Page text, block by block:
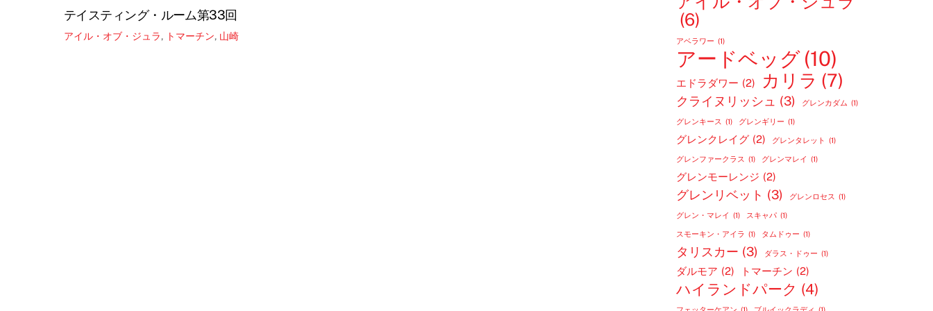
テイスティング・ルーム第33回
アイル・オブ・ジュラ, トマーチン, 山崎
(6)
アベラワー (1)
アードベッグ (10)
エドラダワー (2) カリラ (7)
クライヌリッシュ (3) グレンカダム (1)
グレンキース (1) グレンギリー (1)
グレンクレイグ (2) グレンタレット (1)
グレンファークラス (1) グレンマレイ (1)
グレンモーレンジ (2)
グレンリベット (3) グレンロセス (1)
グレン・マレイ (1) スキャパ (1)
スモーキン・アイラ (1) タムドゥー (1)
タリスカー (3) ダラス・ドゥー (1)
ダルモア (2) トマーチン (2)
ハイランドパーク (4)